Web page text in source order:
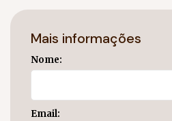
Mais informações
Nome:
Email: